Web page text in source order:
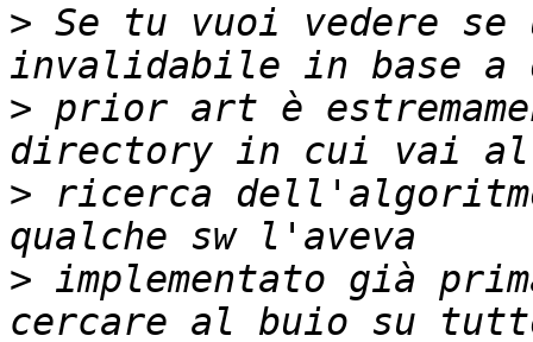
> Se tu vuoi vedere
> prior art è
> ricerca
> implementato già